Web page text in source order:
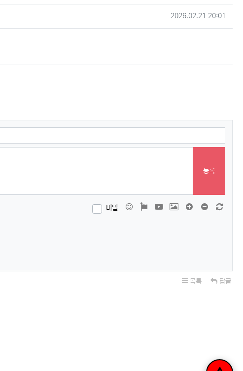
작성일
2026.02.21 20:01
등록
비밀 이모티콘폰트어썸동영상 이미지 댓글창 늘이기댓글창 줄이
목록 답글